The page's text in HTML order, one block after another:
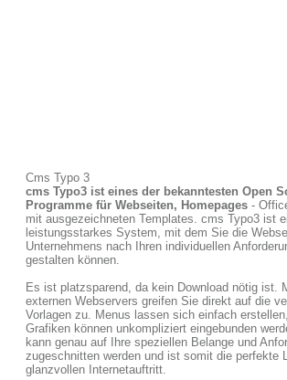
Cms Typo 3
cms Typo3 ist eines der bekanntesten Open
Programme für Webseiten, Homepages -
mit ausgezeichneten Templates. cms Typo3 ist
leistungsstarkes System, mit dem Sie die
Unternehmens nach Ihren individuellen
gestalten können.
Es ist platzsparend, da kein Download nötig ist.
externen Webservers greifen Sie direkt auf die
Vorlagen zu. Menus lassen sich einfach
Grafiken können unkompliziert eingebunden
kann genau auf Ihre speziellen Belange und
zugeschnitten werden und ist somit die perfekte
glanzvollen Internetauftritt.